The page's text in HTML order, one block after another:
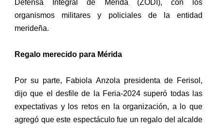
Defensa Integral de Mérida (ZODI), con los
organismos militares y policiales de la entidad
merideña.
Regalo merecido para Mérida
Por su parte, Fabiola Anzola presidenta de Ferisol,
dijo que el desfile de la Feria-2024 superó todas las
expectativas y los retos en la organización, a lo que
agregó que este espectáculo fue un regalo del alcalde